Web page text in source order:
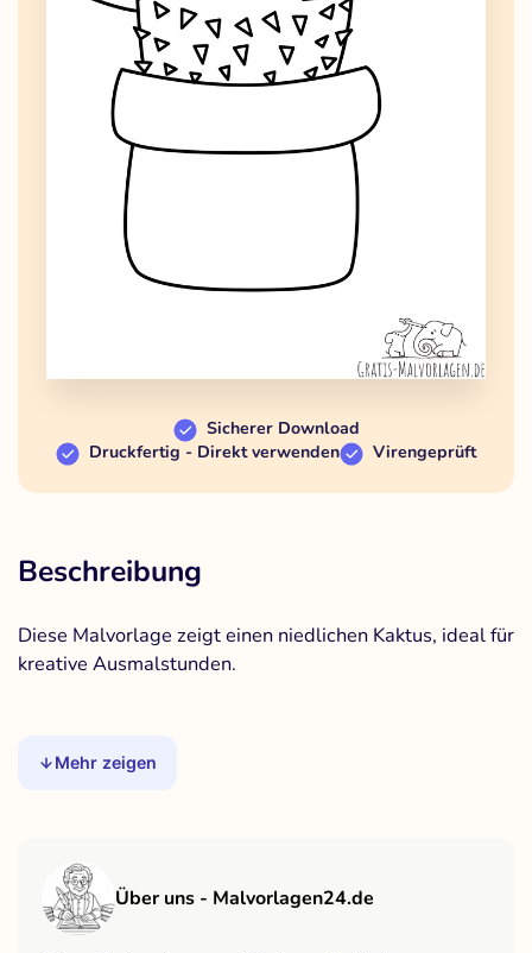
Sicherer Download
Druckfertig - Direkt verwenden
Virengeprüft
Beschreibung
Diese Malvorlage zeigt einen niedlichen Kaktus, ideal für
kreative Ausmalstunden.
Mehr zeigen
Über uns - Malvorlagen24.de